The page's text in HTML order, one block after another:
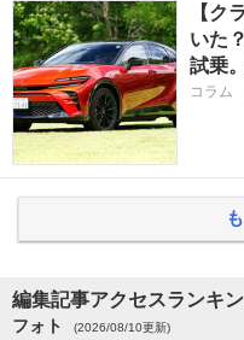
【ク
いた
試乗
コラム
編集記事アクセスランキ
フォト (2026/08/10更新)